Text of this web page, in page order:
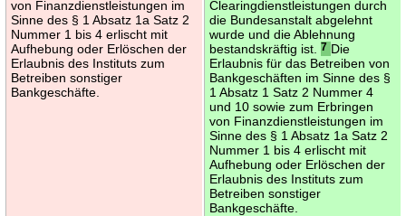
von Finanzdienstleistungen im
Sinne des § 1 Absatz 1a Satz 2
Nummer 1 bis 4 erlischt mit
Aufhebung oder Erlöschen der
Erlaubnis des Instituts zum
Betreiben sonstiger
Bankgeschäfte.
Clearingdienstleistungen durch
die Bundesanstalt abgelehnt
wurde und die Ablehnung
bestandskräftig ist.7 Die
Erlaubnis für das Betreiben von
Bankgeschäften im Sinne des §
1 Absatz 1 Satz 2 Nummer 4
und 10 sowie zum Erbringen
von Finanzdienstleistungen im
Sinne des § 1 Absatz 1a Satz 2
Nummer 1 bis 4 erlischt mit
Aufhebung oder Erlöschen der
Erlaubnis des Instituts zum
Betreiben sonstiger
Bankgeschäfte.